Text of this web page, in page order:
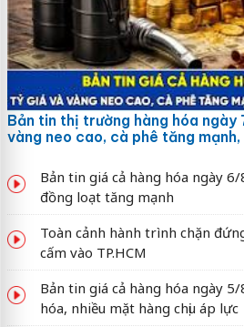
Bản tin thị trường hàng hóa
vàng neo cao, cà phê tăng
Bản tin giá cả hàng hóa ngày
đồng loạt tăng mạnh
Toàn cảnh hành trình chặn
cấm vào TP.HCM
Bản tin giá cả hàng hóa ngày
hóa, nhiều mặt hàng chịu áp lực